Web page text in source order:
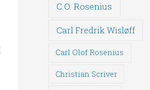
C.O. Rosenius
Carl Fredrik Wisløff
Carl Olof Rosenius
Christian Scriver